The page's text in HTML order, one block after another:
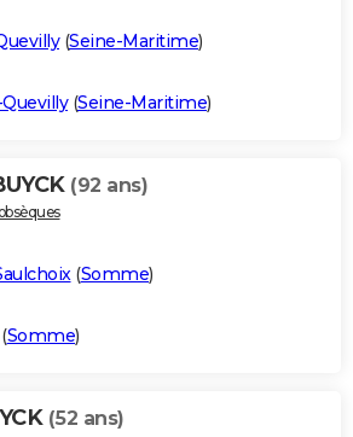
(Seine-Maritime)
(Seine-Maritime)
(92 ans)
(Somme)
Somme)
(52 ans)